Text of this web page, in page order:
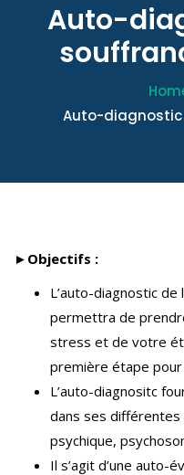
Auto-
Auto-
►Objectifs :
L’auto-diagnostic
permettra de
stress et de votre
première étape
L’auto-diagnositc
dans ses différentes
psychique,
Il s’agit d’une auto-